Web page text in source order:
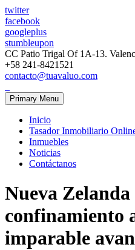
twitter
facebook
googleplus
stumbleupon
CC Patio Trigal Of 1A-13.
+58 241-8421521
contacto@tuavaluo.com
Primary Menu
Inicio
Tasador Inmobiliario
Inmuebles
Noticias
Contáctanos
Nueva Zelanda
confinamiento
imparable